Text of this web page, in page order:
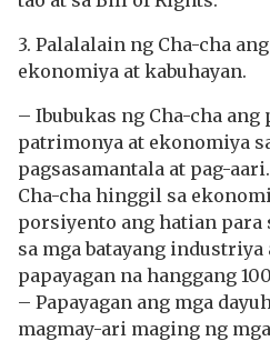
3. Palalalain ng Cha-cha
ekonomiya at kabuhayan.
– Ibubukas ng Cha-cha ang
patrimonya at ekonomiya
pagsasamantala at pag-
Cha-cha hinggil sa
porsiyento ang hatian para
sa mga batayang
papayagan na hanggang
– Papayagan ang mga
magmay-ari maging ng